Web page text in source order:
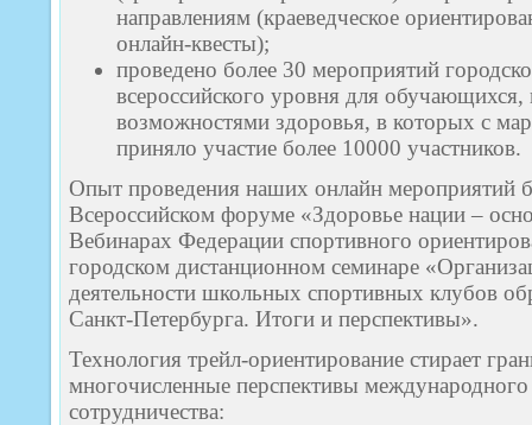
направлениям (краеведческое
онлайн-квесты);
проведено более 30 мероприятий
всероссийского уровня для
возможностями здоровья, в которых с
приняло участие более 10000 участников.
Опыт проведения наших онлайн мероприятий
Всероссийском форуме «Здоровье нации –
Вебинарах Федерации спортивного
городском дистанционном семинаре
деятельности школьных спортивных клубов
Санкт-Петербурга. Итоги и перспективы».
Технология трейл-ориентирование стирает
многочисленные перспективы международного
сотрудничества: